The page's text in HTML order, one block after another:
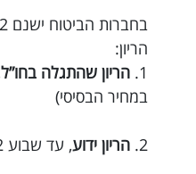
הריון:
1. הריון שהתגלה בחו”ל
במחיר הבסיסי)
2. הריון ידוע, עד שבוע 32 טרם היציאה מהארץ.